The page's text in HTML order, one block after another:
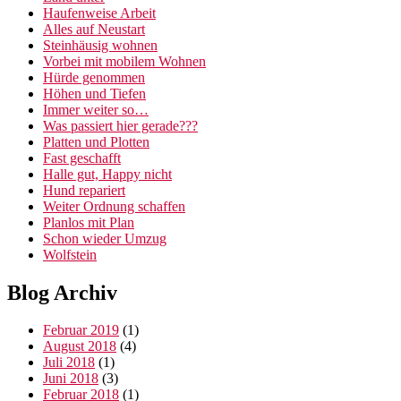
Haufenweise Arbeit
Alles auf Neustart
Steinhäusig wohnen
Vorbei mit mobilem Wohnen
Hürde genommen
Höhen und Tiefen
Immer weiter so…
Was passiert hier gerade???
Platten und Plotten
Fast geschafft
Halle gut, Happy nicht
Hund repariert
Weiter Ordnung schaffen
Planlos mit Plan
Schon wieder Umzug
Wolfstein
Blog Archiv
Februar 2019 (1)
August 2018 (4)
Juli 2018 (1)
Juni 2018 (3)
Februar 2018 (1)